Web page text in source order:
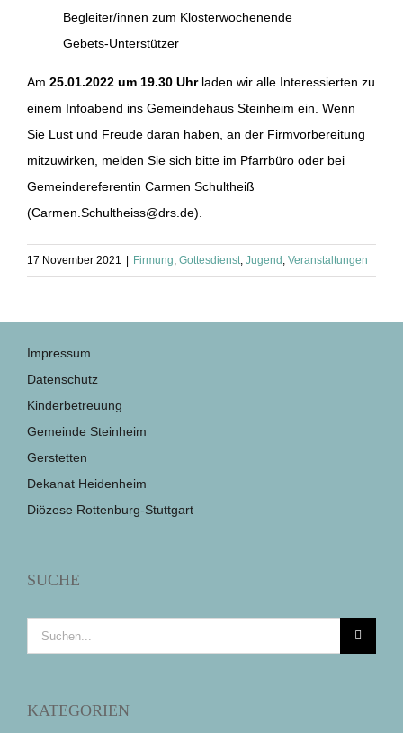
Begleiter/innen zum Klosterwochenende
Gebets-Unterstützer
Am 25.01.2022 um 19.30 Uhrladen wir alle Interessierten zu
einem Infoabend ins Gemeindehaus Steinheim ein. Wenn
Sie Lust und Freude daran haben, an der Firmvorbereitung
mitzuwirken, melden Sie sich bitte im Pfarrbüro oder bei
Gemeindereferentin Carmen Schultheiß
(Carmen.Schultheiss@drs.de).
17 November 2021 Firmung, Gottesdienst, Jugend , Veranstaltungen
Impressum
Datenschutz
Kinderbetreuung
Gemeinde Steinheim
Gerstetten
Dekanat Heidenheim
Diözese Rottenburg-Stuttgart
SUCHE
Suche
nach:
KATEGORIEN